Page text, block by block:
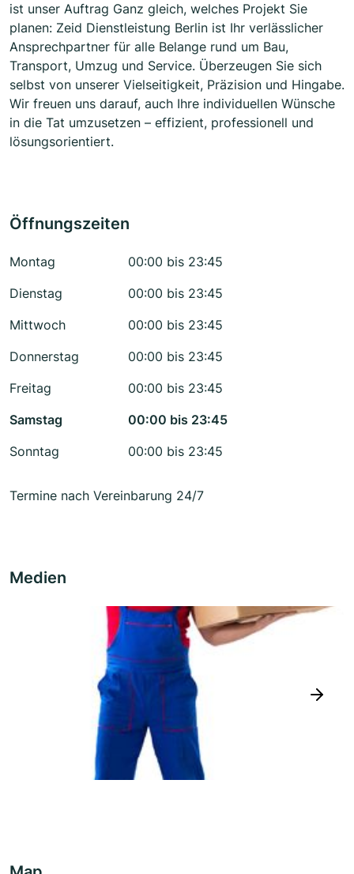
ist unser Auftrag Ganz gleich, welches Projekt Sie
planen: Zeid Dienstleistung Berlin ist Ihr verlässlicher
Ansprechpartner für alle Belange rund um Bau,
Transport, Umzug und Service. Überzeugen Sie sich
selbst von unserer Vielseitigkeit, Präzision und Hingabe.
Wir freuen uns darauf, auch Ihre individuellen Wünsche
in die Tat umzusetzen – effizient, professionell und
lösungsorientiert.
Öffnungszeiten
Montag
00:00 bis 23:45
Dienstag
00:00 bis 23:45
Mittwoch
00:00 bis 23:45
Donnerstag
00:00 bis 23:45
Freitag
00:00 bis 23:45
Samstag
00:00 bis 23:45
Sonntag
00:00 bis 23:45
Termine nach Vereinbarung 24/7
Medien
next